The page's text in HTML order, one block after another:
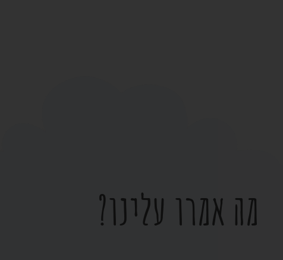
מה אמרו עלינו?